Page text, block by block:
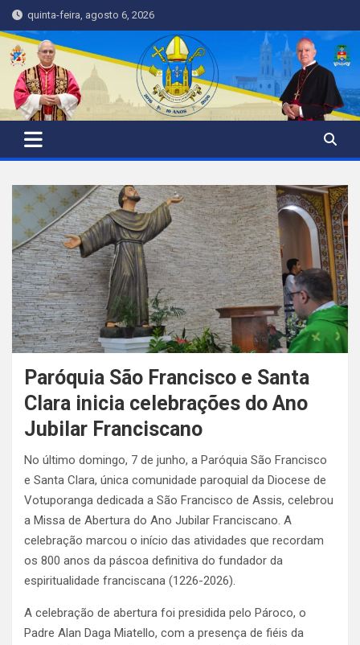
Skip
to
content
quinta-feira, agosto 6, 2026
Paróquia São Francisco e Santa
Clara inicia celebrações do Ano
Jubilar Franciscano
No último domingo, 7 de junho, a Paróquia São Francisco
e Santa Clara, única comunidade paroquial da Diocese de
Votuporanga dedicada a São Francisco de Assis, celebrou
a Missa de Abertura do Ano Jubilar Franciscano. A
celebração marcou o início das atividades que recordam
os 800 anos da páscoa definitiva do fundador da
espiritualidade franciscana (1226-2026).
A celebração de abertura foi presidida pelo Pároco, o
Padre Alan Daga Miatello, com a presença de fiéis da